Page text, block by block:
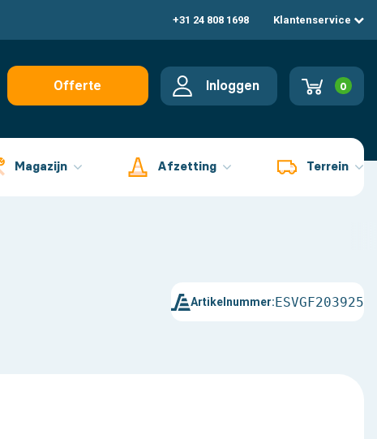
+31 24 808 1698 Klantenservice
Offerte
Inloggen 0
Magazijn Afzetting Terrein
Artikelnummer:ESVGF203925